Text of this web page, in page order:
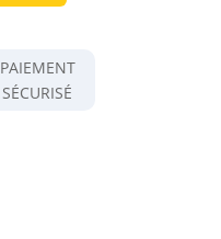
PAIEMENT
SÉCURISÉ